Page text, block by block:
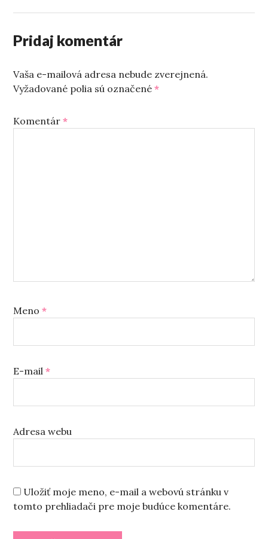
Pridaj komentár
Vaša e-mailová adresa nebude zverejnená.
Vyžadované polia sú označené*
Komentár*
Meno*
E-mail*
Adresa webu
Uložiť moje meno, e-mail a webovú stránku v
tomto prehliadači pre moje budúce komentáre.